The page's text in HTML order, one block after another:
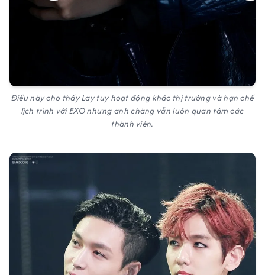
Điều này cho thấy Lay tuy hoạt động khác thị trường và hạn chế
lịch trình với EXO nhưng anh chàng vẫn luôn quan tâm các
thành viên.